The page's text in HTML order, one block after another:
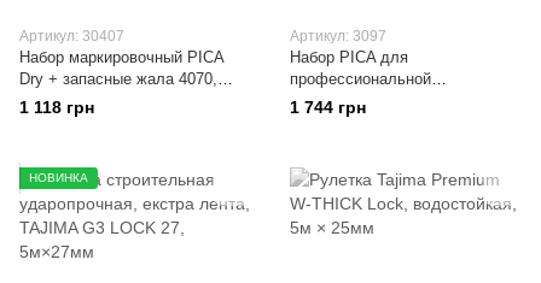
Артикул: 30407
Набор маркировочный PICA
Dry + запасные жала 4070,
Bundle Summer-Heat
1 118 грн
Артикул: 3097
Набор PICA для
профессиональной
маркировки, Value Pack Pica-
Dry® + Rell sets (2 + 2)
1 744 грн
НОВИНКА